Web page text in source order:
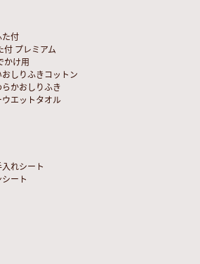
付
付 プレミアム
かけ用
しりふきコットン
かおしりふき
エットタオル
れシート
ート